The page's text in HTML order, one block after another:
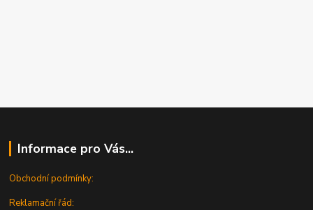
Informace pro Vás...
Obchodní podmínky:
Reklamační řád: